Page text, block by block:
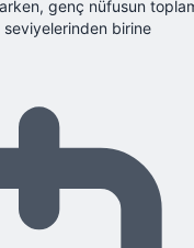
genç nüfusun
seviyelerinden birine